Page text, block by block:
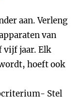
aan. Verleng
van
vijf jaar. Elk
hoeft ook
Stel